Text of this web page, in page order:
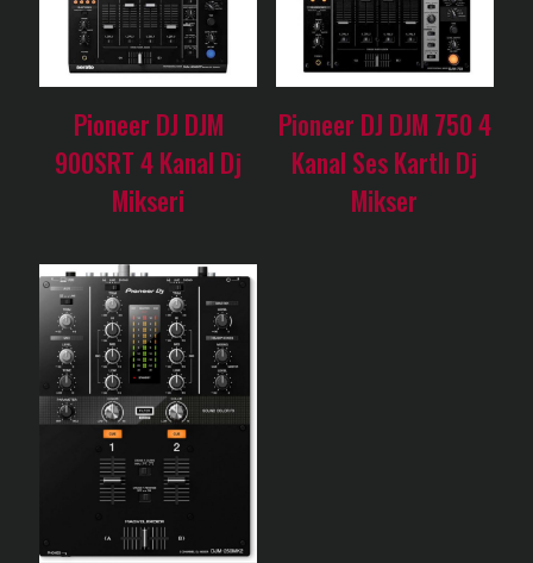
Pioneer DJ DJM
900SRT 4 Kanal Dj
Mikseri
Pioneer DJ DJM 750 4
Kanal Ses Kartlı Dj
Mikser